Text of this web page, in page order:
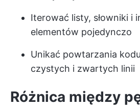
Iterować listy, słowniki i
elementów pojedynczo
Unikać powtarzania
czystych i zwartych linii
Różnica między